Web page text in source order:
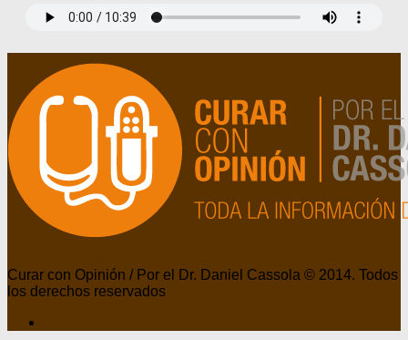
Curar con Opinión / Por el Dr. Daniel Cassola © 2014. Todos
los derechos reservados